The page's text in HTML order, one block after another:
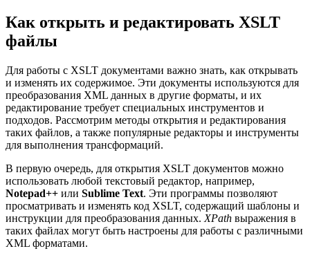
Как открыть и редактировать XSLT
файлы
Для работы с XSLT документами важно знать, как открывать
и изменять их содержимое. Эти документы используются для
преобразования XML данных в другие форматы, и их
редактирование требует специальных инструментов и
подходов. Рассмотрим методы открытия и редактирования
таких файлов, а также популярные редакторы и инструменты
для выполнения трансформаций.
В первую очередь, для открытия XSLT документов можно
использовать любой текстовый редактор, например,
Notepad++ или Sublime Text. Эти программы позволяют
просматривать и изменять код XSLT, содержащий шаблоны и
инструкции для преобразования данных. XPath выражения в
таких файлах могут быть настроены для работы с различными
XML форматами.